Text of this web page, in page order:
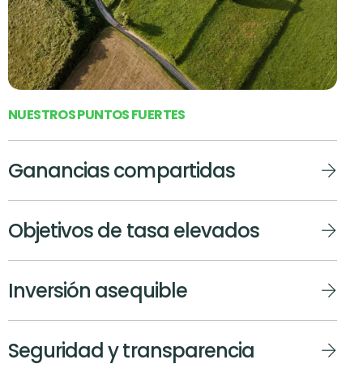
NUESTROSPUNTOSFUERTES
Ganancias compartidas
Objetivos de tasa elevados
Inversión asequible
Seguridad y transparencia